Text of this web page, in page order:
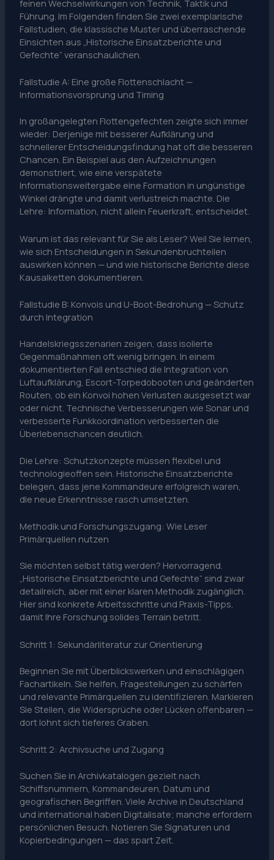
feinen Wechselwirkungen von Technik, Taktik und
Führung. Im Folgenden finden Sie zwei exemplarische
Fallstudien, die klassische Muster und überraschende
Einsichten aus „Historische Einsatzberichte und
Gefechte“ veranschaulichen.
Fallstudie A: Eine große Flottenschlacht —
Informationsvorsprung und Timing
In großangelegten Flottengefechten zeigte sich immer
wieder: Derjenige mit besserer Aufklärung und
schnellerer Entscheidungsfindung hat oft die besseren
Chancen. Ein Beispiel aus den Aufzeichnungen
demonstriert, wie eine verspätete
Informationsweitergabe eine Formation in ungünstige
Winkel drängte und damit verlustreich machte. Die
Lehre: Information, nicht allein Feuerkraft, entscheidet.
Warum ist das relevant für Sie als Leser? Weil Sie lernen,
wie sich Entscheidungen in Sekundenbruchteilen
auswirken können — und wie historische Berichte diese
Kausalketten dokumentieren.
Fallstudie B: Konvois und U-Boot-Bedrohung — Schutz
durch Integration
Handelskriegsszenarien zeigen, dass isolierte
Gegenmaßnahmen oft wenig bringen. In einem
dokumentierten Fall entschied die Integration von
Luftaufklärung, Escort-Torpedobooten und geänderten
Routen, ob ein Konvoi hohen Verlusten ausgesetzt war
oder nicht. Technische Verbesserungen wie Sonar und
verbesserte Funkkoordination verbesserten die
Überlebenschancen deutlich.
Die Lehre: Schutzkonzepte müssen flexibel und
technologieoffen sein. Historische Einsatzberichte
belegen, dass jene Kommandeure erfolgreich waren,
die neue Erkenntnisse rasch umsetzten.
Methodik und Forschungszugang: Wie Leser
Primärquellen nutzen
Sie möchten selbst tätig werden? Hervorragend.
„Historische Einsatzberichte und Gefechte“ sind zwar
detailreich, aber mit einer klaren Methodik zugänglich.
Hier sind konkrete Arbeitsschritte und Praxis-Tipps,
damit Ihre Forschung solides Terrain betritt.
Schritt 1: Sekundärliteratur zur Orientierung
Beginnen Sie mit Überblickswerken und einschlägigen
Fachartikeln. Sie helfen, Fragestellungen zu schärfen
und relevante Primärquellen zu identifizieren. Markieren
Sie Stellen, die Widersprüche oder Lücken offenbaren —
dort lohnt sich tieferes Graben.
Schritt 2: Archivsuche und Zugang
Suchen Sie in Archivkatalogen gezielt nach
Schiffsnummern, Kommandeuren, Datum und
geografischen Begriffen. Viele Archive in Deutschland
und international haben Digitalisate; manche erfordern
persönlichen Besuch. Notieren Sie Signaturen und
Kopierbedingungen — das spart Zeit.